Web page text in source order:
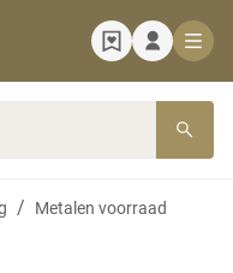
Metalen voorraad